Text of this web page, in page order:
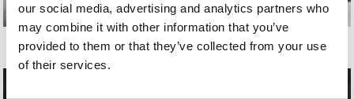
our social media, advertising and analytics partners who
may combine it with other information that you’ve
provided to them or that they’ve collected from your use
of their services.
EKAIN LARREA